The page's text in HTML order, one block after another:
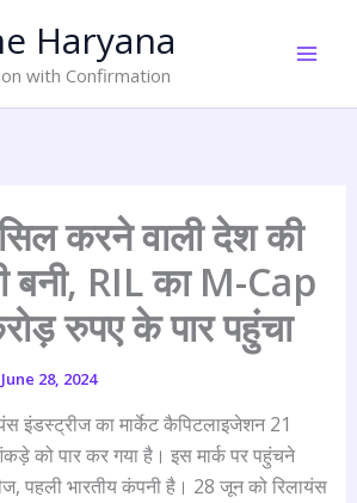
Haryana
with Confirmation
करने वाली देश की
बनी, RIL का M-Cap
रुपए के पार पहुंचा
June 28, 2024
इंडस्ट्रीज का मार्केट कैपिटलाइजेशन 21
को पार कर गया है। इस मार्क पर पहुंचने
पहली भारतीय कंपनी है। 28 जून को रिलायंस